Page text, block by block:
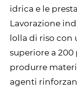
idrica e le
Lavorazione
lolla di riso
superiore a 200
produrre
agenti